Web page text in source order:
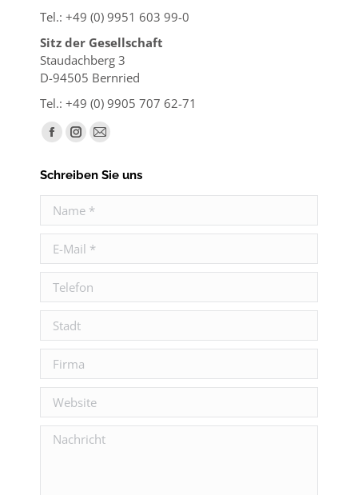
Tel.: +49 (0) 9951 603 99-0
Sitz der Gesellschaft
Staudachberg 3
D-94505 Bernried
Tel.: +49 (0) 9905 707 62-71
Finden Sie uns auf:
Facebook
opens
in
new
window
Instagram
opens
new
window
E-
page
in
window
Schreiben Sie uns
Name *
E-Mail *
Telefon
Stadt
Firma
Website
Nachricht